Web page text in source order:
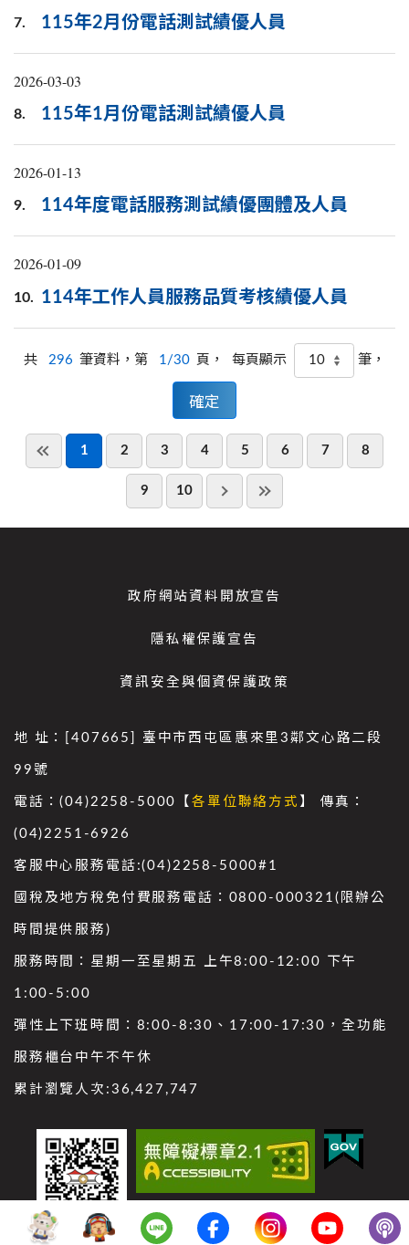
7. 115年2月份電話測試績優人員
2026-03-03
8. 115年1月份電話測試績優人員
2026-01-13
9. 114年度電話服務測試績優團體及人員
2026-01-09
10. 114年工作人員服務品質考核績優人員
共 296 筆資料，第 1/30 頁， 每頁顯示 筆，
1 2 3 4 5 6 7 8
9 10
政府網站資料開放宣告
隱私權保護宣告
資訊安全與個資保護政策
地 址：[407665] 臺中市西屯區惠來里3鄰文心路二段
99號
電話：(04)2258-5000【各單位聯絡方式 】 傳真：
(04)2251-6926
客服中心服務電話:(04)2258-5000#1
國稅及地方稅免付費服務電話：0800-000321(限辦公
時間提供服務)
服務時間：星期一至星期五 上午8:00-12:00 下午
1:00-5:00
彈性上下班時間：8:00-8:30、17:00-17:30，全功能
服務櫃台中午不午休
累計瀏覽人次: 36,427,747